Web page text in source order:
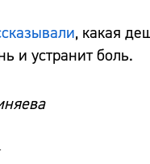
, какая
и устранит боль.